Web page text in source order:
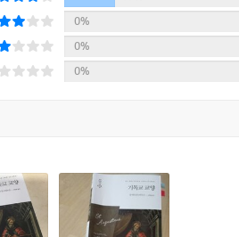
리는 인간의 작품 중에서 어떤 것을 기
람이 만들어 낸 것에 불과하지 않은 지
사는 어느 정도까지 도움이 되는가? 101
연과학은 어느 정도로 성경 해석을 돕는
이 바르더라도 결론이 허위일 수 있으
리법을 아는 것과 명제의 진리성을 아는
의(定義)하는 방법은 허위에 적용할 수
0%
0%
0%